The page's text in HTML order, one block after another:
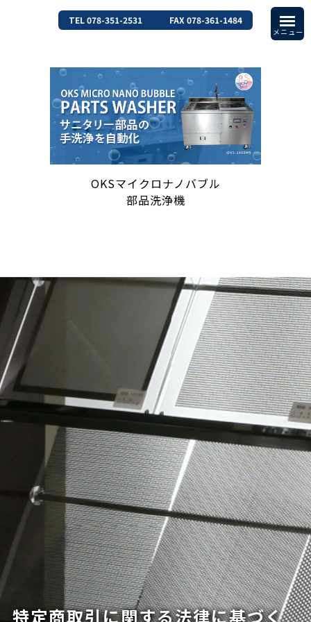
TEL 078-351-2531 FAX 078-361-1484
OKSマイクロナノバブル
部品洗浄機
特定商取引に関する法律に基づく